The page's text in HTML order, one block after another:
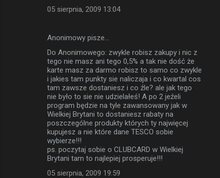
05 sierpnia, 2009 13:04
Anonimowy pisze…
Do Anonimowego: zwykle robisz zakupy i nic z
tego nie masz ani tego 0,5% a tak nie dość że
karte masz za darmo robisz to samo co zwykle
i jakies tam punkty sie naliczaja i co kwartal cos
tam zawsze dostaniesz i co źle? ale jak tego
nie było to sie nie udzielałeś! A po 2 jeźeli
program będzie na tyle zawansowany jak w
Wielkiej Brytani to dostaniesz rabaty na
poszczególne produkty których ty najwięcej
kupujesz a nie które dane TESCO sobie
wybierze!!!
ps. poczytaj sobie o CLUBCARD w Wielkiej
Brytani tam to najlepiej prosperuje!!!
05 sierpnia, 2009 19:59